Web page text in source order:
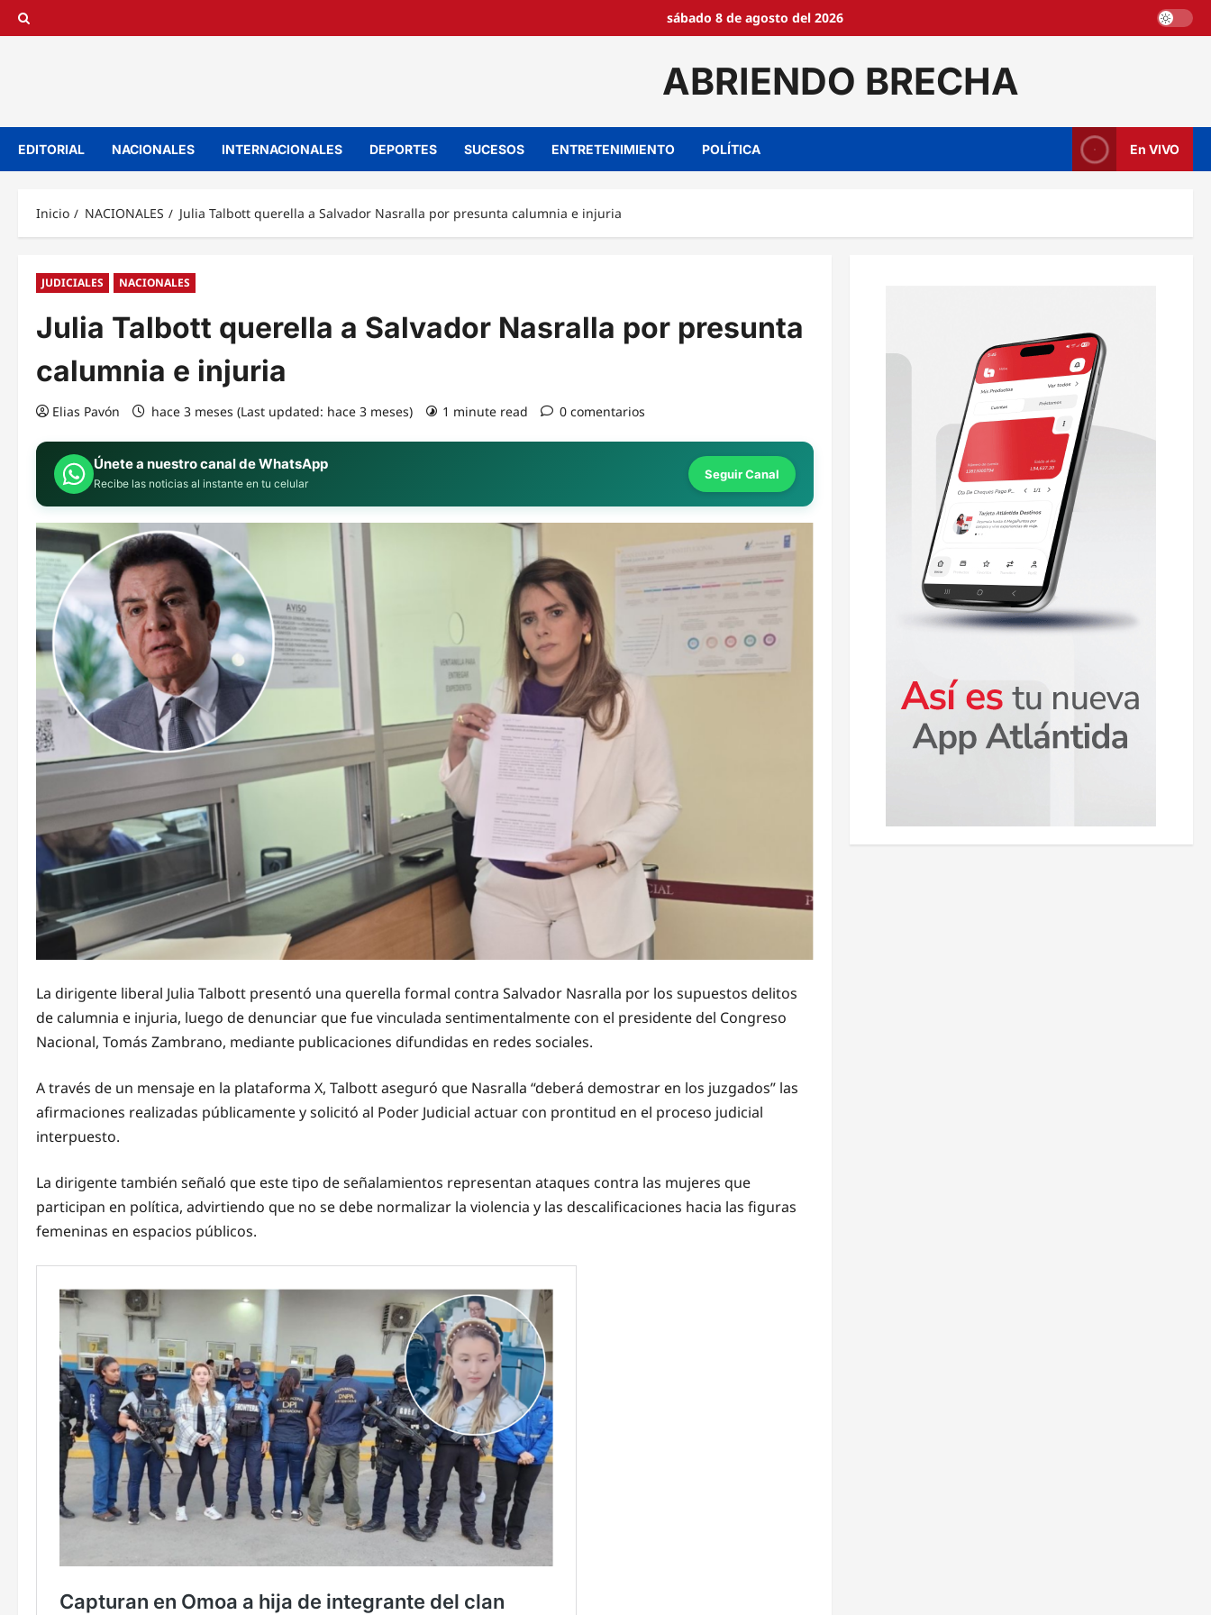
Saltar
sábado 8 de agosto del 2026
ABRIENDO BRECHA
EDITORIAL NACIONALES INTERNACIONALES DEPORTES SUCESOS ENTRETENIMIENTO POLÍTICA En VIVO
Inicio NACIONALES Julia Talbott querella a Salvador Nasralla por presunta calumnia e injuria
JUDICIALES NACIONALES
Julia Talbott querella a Salvador Nasralla por presunta
calumnia e injuria
Elias Pavón hace 3 meses (Last updated: hace 3 meses) 1 minute read 0 comentarios
Únete a nuestro canal de WhatsApp
Recibe las noticias al instante en tu celular
Seguir Canal
La dirigente liberal Julia Talbott presentó una querella formal contra Salvador Nasralla por los supuestos delitos
de calumnia e injuria, luego de denunciar que fue vinculada sentimentalmente con el presidente del Congreso
Nacional, Tomás Zambrano, mediante publicaciones difundidas en redes sociales.
A través de un mensaje en la plataforma X, Talbott aseguró que Nasralla “deberá demostrar en los juzgados” las
afirmaciones realizadas públicamente y solicitó al Poder Judicial actuar con prontitud en el proceso judicial
interpuesto.
La dirigente también señaló que este tipo de señalamientos representan ataques contra las mujeres que
participan en política, advirtiendo que no se debe normalizar la violencia y las descalificaciones hacia las figuras
femeninas en espacios públicos.